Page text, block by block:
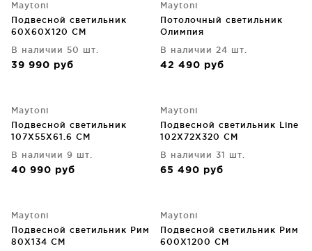
Maytoni
Подвесной светильник
60X60X120 CM
В наличии 50 шт.
39 990 руб
Maytoni
Потолочный светильник
Олимпия
В наличии 24 шт.
42 490 руб
Maytoni
Подвесной светильник
107X55X61.6 CM
В наличии 9 шт.
40 990 руб
Maytoni
Подвесной светильник Line
102X72X320 CM
В наличии 31 шт.
65 490 руб
Maytoni
Подвесной светильник Рим
80X134 CM
Maytoni
Подвесной светильник Рим
600X1200 CM